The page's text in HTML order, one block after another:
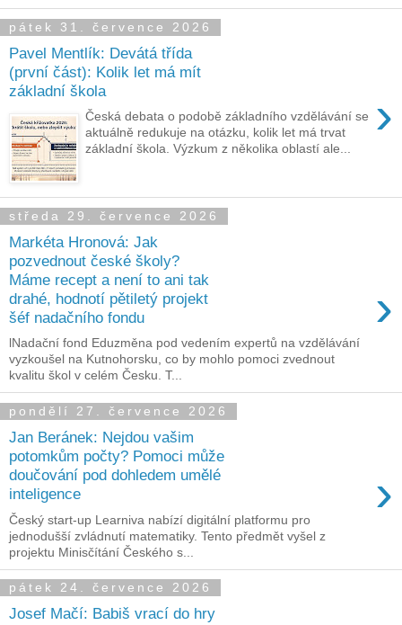
pátek 31. července 2026
Pavel Mentlík: Devátá třída
(první část): Kolik let má mít
základní škola
›
Česká debata o podobě základního vzdělávání se
aktuálně redukuje na otázku, kolik let má trvat
základní škola. Výzkum z několika oblastí ale...
středa 29. července 2026
Markéta Hronová: Jak
pozvednout české školy?
Máme recept a není to ani tak
drahé, hodnotí pětiletý projekt
šéf nadačního fondu
›
lNadační fond Eduzměna pod vedením expertů na vzdělávání
vyzkoušel na Kutnohorsku, co by mohlo pomoci zvednout
kvalitu škol v celém Česku. T...
pondělí 27. července 2026
Jan Beránek: Nejdou vašim
potomkům počty? Pomoci může
doučování pod dohledem umělé
inteligence
›
Český start-up Learniva nabízí digitální platformu pro
jednodušší zvládnutí matematiky. Tento předmět vyšel z
projektu Minisčítání Českého s...
pátek 24. července 2026
Josef Mačí: Babiš vrací do hry